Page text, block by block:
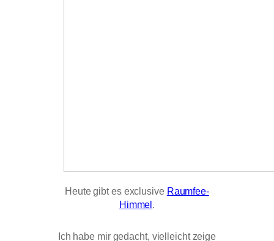
Heute gibt es exclusive Raumfee-
Himmel .
Ich habe mir gedacht, vielleicht zeige